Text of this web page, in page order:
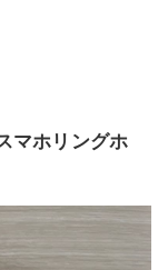
マホリングホ